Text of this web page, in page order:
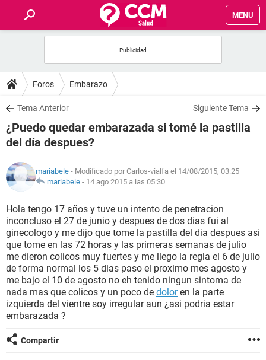
MENU
FOROS
SALUD
FAMILIA
NUTRICIÓN
SEXUALIDAD
GLOSARIO
Foros Embarazo
Tema Anterior Siguiente Tema
¿Puedo quedar embarazada si tomé la pastilla
del día despues?
mariabele - Modificado por Carlos-vialfa el 14/08/2015, 03:25
mariabele - 14 ago 2015 a las 05:30
Hola tengo 17 años y tuve un intento de penetracion
inconcluso el 27 de junio y despues de dos dias fui al
ginecologo y me dijo que tome la pastilla del dia despues asi
que tome en las 72 horas y las primeras semanas de julio
me dieron colicos muy fuertes y me llego la regla el 6 de julio
de forma normal los 5 dias paso el proximo mes agosto y
me bajo el 10 de agosto no eh tenido ningun sintoma de
nada mas que colicos y un poco de doloren la parte
izquierda del vientre soy irregular aun ¿asi podria estar
embarazada ?
Compartir